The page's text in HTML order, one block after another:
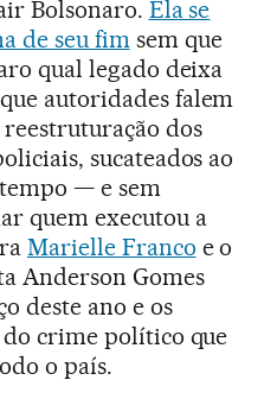
Bolsonaro. Ela se
de seu fimsem que
qual legado deixa
autoridades falem
dos
sucateados ao
— e sem
quem executou a
Marielle Franco e o
Anderson Gomes
deste ano e os
crime político que
o país.